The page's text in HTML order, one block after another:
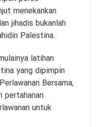
menekankan
jihadis bukanlah
Palestina.
latihan
yang dipimpin
Bersama,
pertahanan
untuk